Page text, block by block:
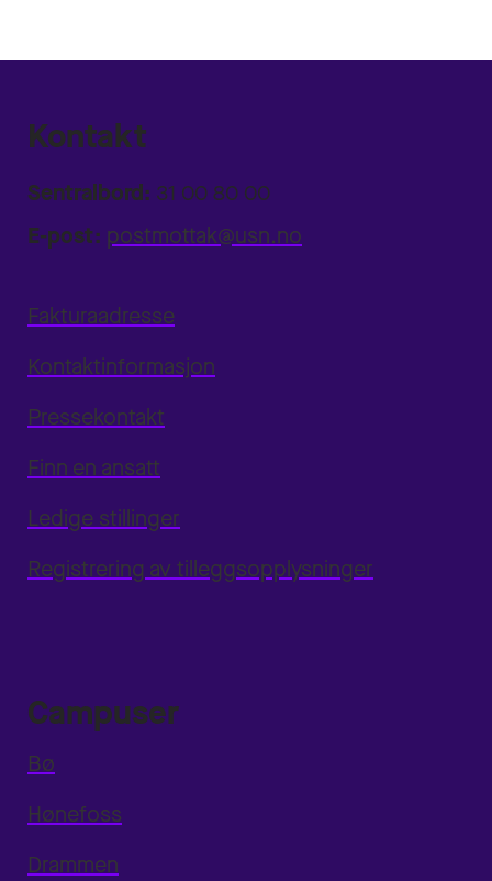
Kontakt
Sentralbord: 31 00 80 00
E-post: postmottak@usn.no
Fakturaadresse
Kontaktinformasjon
Pressekontakt
Finn en ansatt
Ledige stillinger
Registrering av tilleggsopplysninger
Campuser
Bø
Hønefoss
Drammen